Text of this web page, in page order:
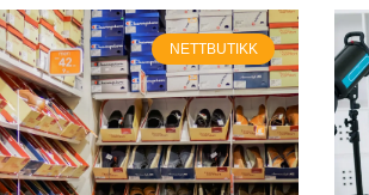
NETTBUTIKK